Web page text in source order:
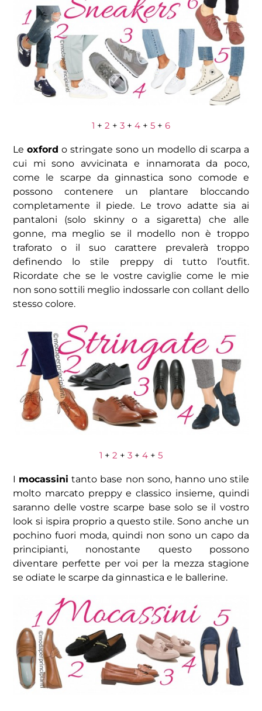
1 + 2 + 3 + 4 + 5 + 6
Le oxford o stringate sono un modello di scarpa a
cui mi sono avvicinata e innamorata da poco,
come le scarpe da ginnastica sono comode e
possono contenere un plantare bloccando
completamente il piede. Le trovo adatte sia ai
pantaloni (solo skinny o a sigaretta) che alle
gonne, ma meglio se il modello non è troppo
traforato o il suo carattere prevalerà troppo
definendo lo stile preppy di tutto l’outfit.
Ricordate che se le vostre caviglie come le mie
non sono sottili meglio indossarle con collant dello
stesso colore.
1 + 2 + 3 + 4 + 5
I mocassini tanto base non sono, hanno uno stile
molto marcato preppy e classico insieme, quindi
saranno delle vostre scarpe base solo se il vostro
look si ispira proprio a questo stile. Sono anche un
pochino fuori moda, quindi non sono un capo da
principianti, nonostante questo possono
diventare perfette per voi per la mezza stagione
se odiate le scarpe da ginnastica e le ballerine.